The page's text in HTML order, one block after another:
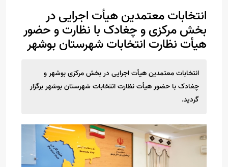
انتخابات معتمدین هیأت اجرایی در
بخش مرکزی و چغادک با نظارت و حضور
هیأت نظارت انتخابات شهرستان بوشهر
انتخابات معتمدین هیأت اجرایی در بخش مرکزی بوشهر و
چغادک با حضور هیأت نظارت انتخابات شهرستان بوشهر برگزار
گردید.